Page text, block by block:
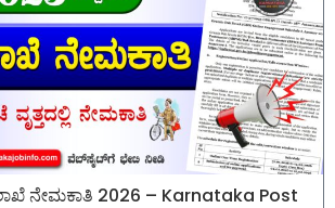
ನೇಮಕಾತಿ 2026 – Karnataka Post